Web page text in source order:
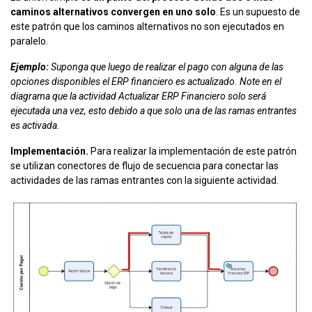
caminos alternativos convergen en uno solo . Es un supuesto de
este patrón que los caminos alternativos no son ejecutados en
paralelo.
Ejemplo:Suponga que luego de realizar el pago con alguna de las
opciones disponibles el ERP financiero es actualizado. Note en el
diagrama que la actividad Actualizar ERP Financiero solo será
ejecutada una vez, esto debido a que solo una de las ramas entrantes
es activada.
Implementación. Para realizar la implementación de este patrón
se utilizan conectores de flujo de secuencia para conectar las
actividades de las ramas entrantes con la siguiente actividad.